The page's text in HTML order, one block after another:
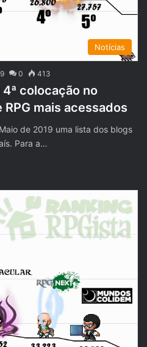
Notícias
0 413
4ª colocação no
mais acessados
de 2019 uma lista dos blogs
Para a…